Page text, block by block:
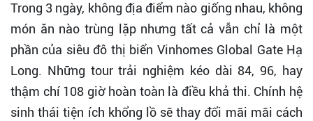
Trong 3 ngày, không địa điểm nào giống nhau, không
món ăn nào trùng lặp nhưng tất cả vẫn chỉ là một
phần của siêu đô thị biển Vinhomes Global Gate Hạ
Long. Những tour trải nghiệm kéo dài 84, 96, hay
thậm chí 108 giờ hoàn toàn là điều khả thi. Chính hệ
sinh thái tiện ích khổng lồ sẽ thay đổi mãi mãi cách